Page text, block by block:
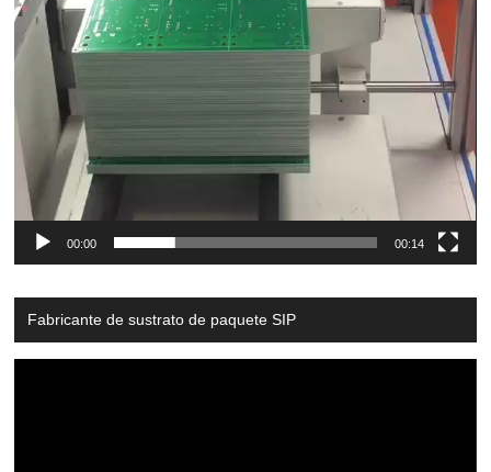
00:00 00:14
Fabricante de sustrato de paquete SIP